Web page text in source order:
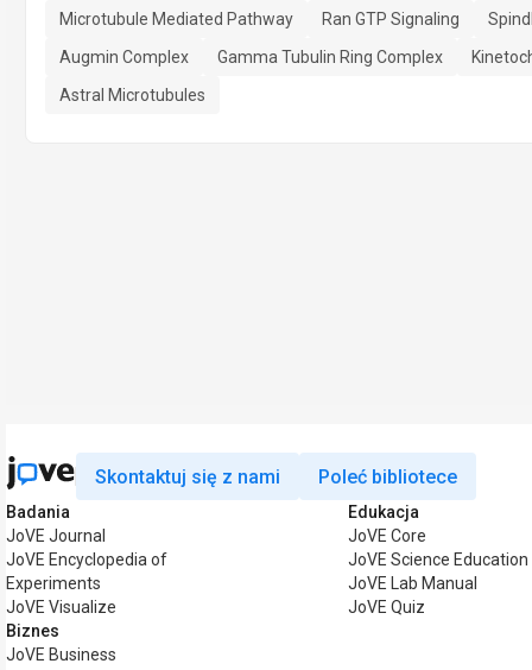
Microtubule Mediated Pathway
Ran GTP Signaling
Augmin Complex
Gamma Tubulin Ring Complex
Astral Microtubules
Skontaktuj się z nami Poleć bibliotece
Badania
JoVE Journal
JoVE Encyclopedia of
Experiments
JoVE Visualize
Biznes
JoVE Business
Edukacja
JoVE Core
JoVE Science Education
JoVE Lab Manual
JoVE Quiz